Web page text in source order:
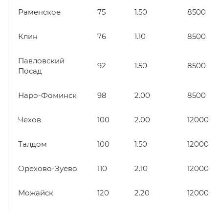
Раменское 75 1.50 8500
Клин 76 1.10 8500
Павловский
Посад
92 1.50 8500
Наро-Фоминск 98 2.00 8500
Чехов 100 2.00 12000
Талдом 100 1.50 12000
Орехово-Зуево 110 2.10 12000
Можайск 120 2.20 12000